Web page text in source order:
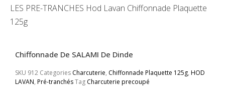
LES PRE-TRANCHES Hod Lavan Chiffonnade Plaquette
125g
Chiffonnade De SALAMI De Dinde
SKU 912 Categories Charcuterie, Chiffonnade Plaquette 125g, HOD
LAVAN, Pré-tranchésTag Charcuterie precoupé